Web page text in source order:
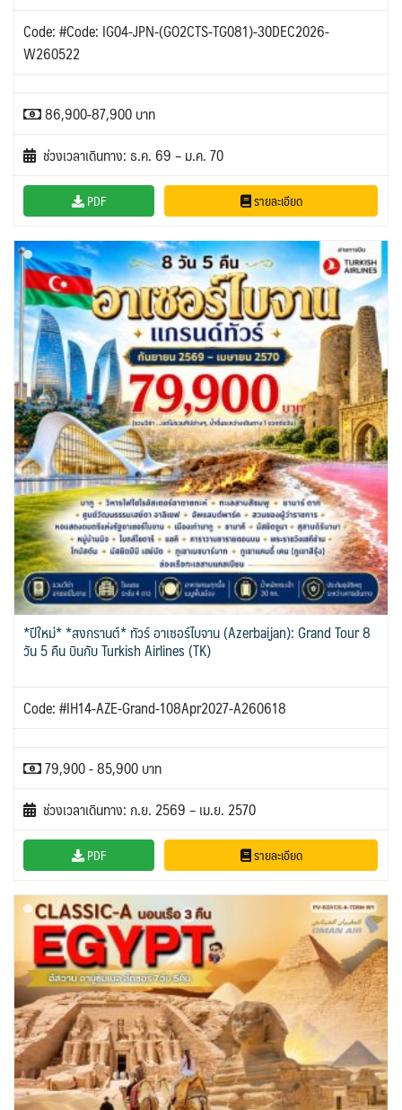
Code: #Code: IG04-JPN-(GO2CTS-TG081)-30DEC2026-
W260522
86,900-87,900 บาท
ช่วงเวลาเดินทาง: ธ.ค. 69 – ม.ค. 70
PDF รายละเอียด
*ปีใหม่* *สงกรานต์* ทัวร์ อาเซอร์ไบจาน (Azerbaijan): Grand Tour 8
วัน 5 คืน บินกับ Turkish Airlines (TK)
Code: #IH14-AZE-Grand-108Apr2027-A260618
79,900 - 85,900 บาท
ช่วงเวลาเดินทาง: ก.ย. 2569 – เม.ย. 2570
PDF รายละเอียด